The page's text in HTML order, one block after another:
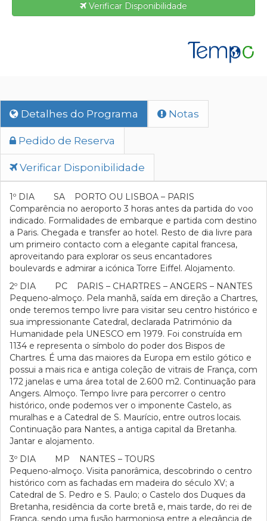
Verificar Disponibilidade
Detalhes do Programa Notas
Pedido de Reserva
Verificar Disponibilidade
1º DIA SA PORTO OU LISBOA – PARIS
Comparência no aeroporto 3 horas antes da partida do voo
indicado. Formalidades de embarque e partida com destino
a Paris. Chegada e transfer ao hotel. Resto de dia livre para
um primeiro contacto com a elegante capital francesa,
aproveitando para explorar os seus encantadores
boulevards e admirar a icónica Torre Eiffel. Alojamento.
2º DIA PC PARIS – CHARTRES – ANGERS – NANTES
Pequeno-almoço. Pela manhã, saída em direção a Chartres,
onde teremos tempo livre para visitar seu centro histórico e
sua impressionante Catedral, declarada Património da
Humanidade pela UNESCO em 1979. Foi construída em
1134 e representa o símbolo do poder dos Bispos de
Chartres. É uma das maiores da Europa em estilo gótico e
possui a mais rica e antiga coleção de vitrais de França, com
172 janelas e uma área total de 2.600 m2. Continuação para
Angers. Almoço. Tempo livre para percorrer o centro
histórico, onde podemos ver o imponente Castelo, as
muralhas e a Catedral de S. Maurício, entre outros locais.
Continuação para Nantes, a antiga capital da Bretanha.
Jantar e alojamento.
3º DIA MP NANTES – TOURS
Pequeno-almoço. Visita panorâmica, descobrindo o centro
histórico com as fachadas em madeira do século XV; a
Catedral de S. Pedro e S. Paulo; o Castelo dos Duques da
Bretanha, residência da corte bretã e, mais tarde, do rei de
França, sendo uma fusão harmoniosa entre a elegância de